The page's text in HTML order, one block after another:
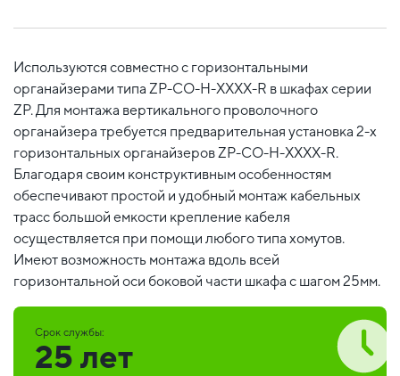
Используются совместно с горизонтальными
органайзерами типа ZP-CO-H-XXXX-R в шкафах серии
ZP. Для монтажа вертикального проволочного
органайзера требуется предварительная установка 2-х
горизонтальных органайзеров ZP-CO-H-XXXX-R.
Благодаря своим конструктивным особенностям
обеспечивают простой и удобный монтаж кабельных
трасс большой емкости крепление кабеля
осуществляется при помощи любого типа хомутов.
Имеют возможность монтажа вдоль всей
горизонтальной оси боковой части шкафа с шагом 25мм.
Срок службы:
25 лет